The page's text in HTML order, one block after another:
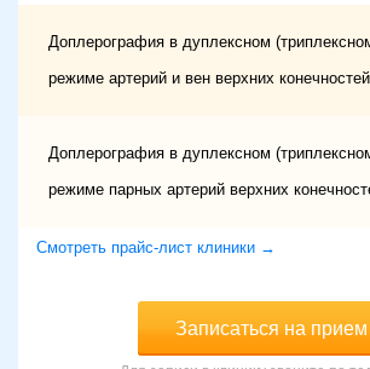
Доплерография в дуплексном
режиме артерий и вен верхних конечностей
Доплерография в дуплексном
режиме парных артерий верхних
Смотреть прайс-лист клиники →
Записаться на прием